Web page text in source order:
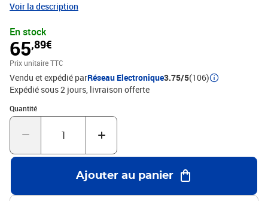
solution idéale. Construction durable : l'étagère murale est
magnifique. Le bois de chêne a une couleur marron moyen et un
grain dense, ce qui contribue à son aspect unique.Applications
polyvalentes : en plus d'une étagère, cette étagère de rangement
peut être combinée avec différentes bases selon vos besoins. Elle
peut être utilisée comme dessus de salle de bain, tablette
d'armoire, étagère de bureau, dessus de table, etc.Surface traitée :
l'étagère en bois a été vernie, elle est donc prête à l'emploi car une
finition supplémentaire n'est pas nécessaire.Fabriquée à la main
avec un bord vif : cette étagère est fabriquée à la main avec un
et les tons de couleur font partie du bois de chêne, ce qui confère à
chaque étagère un caractère unique. La livraison est aléatoire, ce
qui garantit l'exclusivité et l'individualité de votre produit. Bon à
savoir :En tant que produit naturel, le bois peut présenter des
Voir la description
En stock
65,89€
Prix unitaire TTC
Vendu et expédié parRéseau Electronique3.75/5(106)
Expédié sous 2 jours livraison offerte
Quantité
Quantité : 1
Ajouter au panier